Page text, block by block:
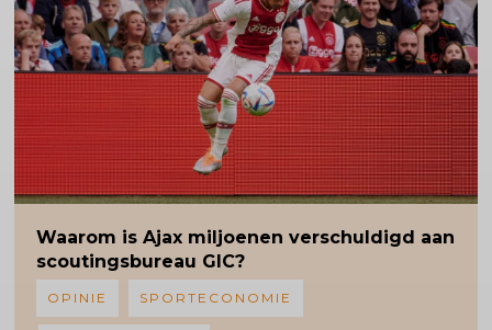
Waarom is Ajax miljoenen verschuldigd aan
scoutingsbureau GIC?
OPINIE SPORTECONOMIE